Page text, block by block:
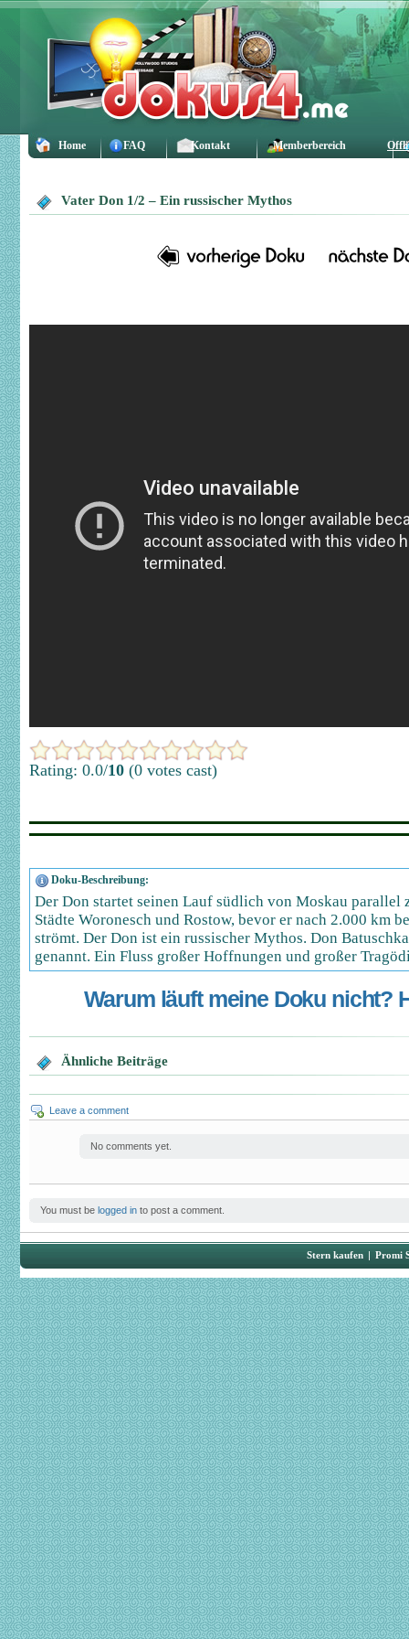
Home FAQ Kontakt Memberbereich
Vater Don 1/2 – Ein russischer Mythos
Rating: 0.0/10 (0 votes cast)
Doku-Beschreibung:
Der Don startet seinen Lauf südlich von Moskau parallel
Städte Woronesch und Rostow, bevor er nach 2.000 km
strömt. Der Don ist ein russischer Mythos. Don
genannt. Ein Fluss großer Hoffnungen und großer
Warum läuft meine Doku nicht?
Ähnliche Beiträge
Leave a comment
No comments yet.
You must be logged in to post a comment.
Stern kaufen | Promi